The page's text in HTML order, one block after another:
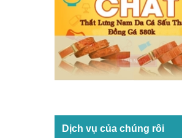
Dịch vụ của chúng rôi